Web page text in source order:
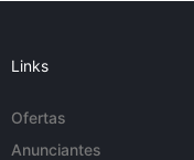
Links
Ofertas
Anunciantes